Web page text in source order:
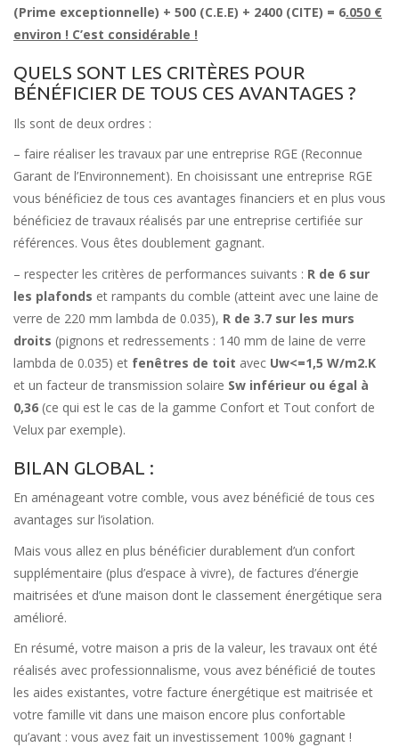
(Prime exceptionnelle) + 500 (C.E.E) + 2400 (CITE) = 6.050 €
environ ! C’est considérable !
QUELS SONT LES CRITÈRES POUR
BÉNÉFICIER DE TOUS CES AVANTAGES ?
Ils sont de deux ordres :
– faire réaliser les travaux par une entreprise RGE (Reconnue
Garant de l’Environnement). En choisissant une entreprise RGE
vous bénéficiez de tous ces avantages financiers et en plus vous
bénéficiez de travaux réalisés par une entreprise certifiée sur
références. Vous êtes doublement gagnant.
– respecter les critères de performances suivants : R de 6 sur
les plafonds et rampants du comble (atteint avec une laine de
verre de 220 mm lambda de 0.035), R de 3.7 sur les murs
droits (pignons et redressements : 140 mm de laine de verre
lambda de 0.035) et fenêtres de toit avec Uw<=1,5 W/m2.K
et un facteur de transmission solaire Sw inférieur ou égal à
0,36 (ce qui est le cas de la gamme Confort et Tout confort de
Velux par exemple).
BILAN GLOBAL :
En aménageant votre comble, vous avez bénéficié de tous ces
avantages sur l’isolation.
Mais vous allez en plus bénéficier durablement d’un confort
supplémentaire (plus d’espace à vivre), de factures d’énergie
maitrisées et d’une maison dont le classement énergétique sera
amélioré.
En résumé, votre maison a pris de la valeur, les travaux ont été
réalisés avec professionnalisme, vous avez bénéficié de toutes
les aides existantes, votre facture énergétique est maitrisée et
votre famille vit dans une maison encore plus confortable
qu’avant : vous avez fait un investissement 100% gagnant !